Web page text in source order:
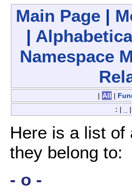
Main Page |
|
Namespace
| All |
: | |
Here is a list of
they belong to:
- o -